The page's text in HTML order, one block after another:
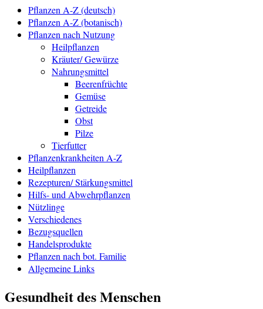
Pflanzen A-Z (deutsch)
Pflanzen A-Z (botanisch)
Pflanzen nach Nutzung
Heilpflanzen
Kräuter/ Gewürze
Nahrungsmittel
Beerenfrüchte
Gemüse
Getreide
Obst
Pilze
Tierfutter
Pflanzenkrankheiten A-Z
Heilpflanzen
Rezepturen/ Stärkungsmittel
Hilfs- und Abwehrpflanzen
Nützlinge
Verschiedenes
Bezugsquellen
Handelsprodukte
Pflanzen nach bot. Familie
Allgemeine Links
Gesundheit des Menschen